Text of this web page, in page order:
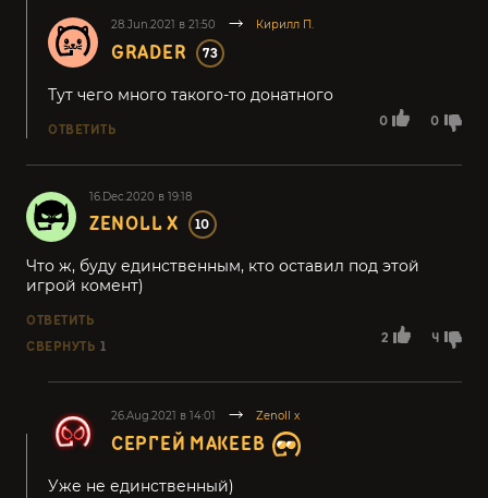
28.Jun.2021 в 21:50 Кирилл П.
GRADER 73
0 0
Тут чего много такого-то донатного
ОТВЕТИТЬ
16.Dec.2020 в 19:18
ZENOLL X 10
2 4
Что ж, буду единственным, кто оставил под этой
игрой комент)
ОТВЕТИТЬ
СВЕРНУТЬ 1
26.Aug.2021 в 14:01 Zenoll x
СЕРГЕЙ МАКЕЕВ
Уже не единственный)